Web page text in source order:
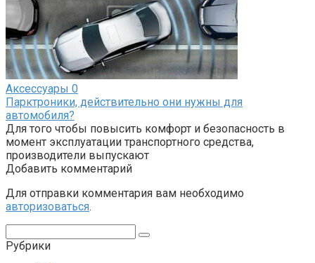
Аксессуары 0
Парктроники, действительно они нужны для
автомобиля?
Для того чтобы повысить комфорт и безопасность в
момент эксплуатации транспортного средства,
производители выпускают
Добавить комментарий
Для отправки комментария вам необходимо
авторизоваться.
Рубрики